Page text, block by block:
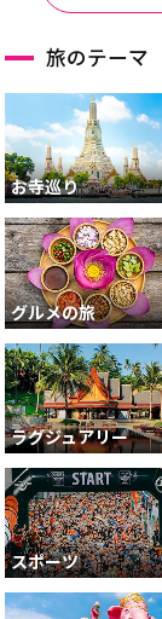
旅のテーマ
お寺巡り
グルメの旅
ラグジュアリー
スポーツ